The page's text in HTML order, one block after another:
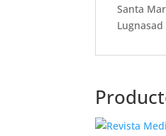
Santa